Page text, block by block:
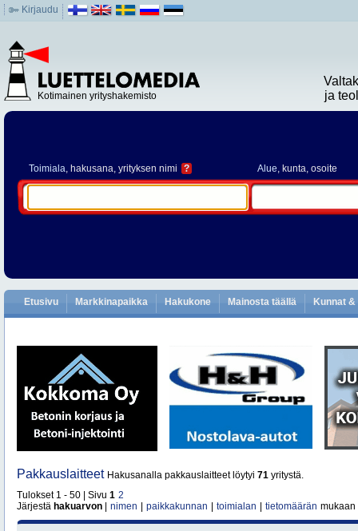
Kirjaudu
Kotimainen yrityshakemisto
ja
Toimiala, hakusana, yrityksen nimi ? Alue, kunta, osoite
Etusivu Markkinapaikka Hakukone Mainosta täällä Kunnat
Pakkauslaitteet Hakusanalla pakkauslaitteet löytyi 71 yritystä.
Tulokset 1 - 50 | Sivu 1 2
Järjestä hakuarvon nimen paikkakunnan toimialan tietomäärän mukaan